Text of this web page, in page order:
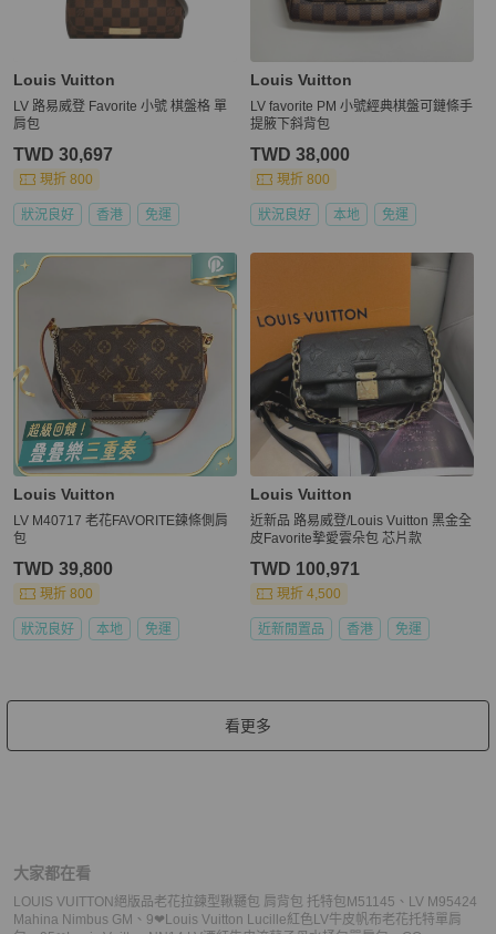
Louis Vuitton
LV 路易威登 Favorite 小號 棋盤格 單
肩包
TWD 30,697
現折 800
狀況良好 香港 免運
Louis Vuitton
LV favorite PM 小號經典棋盤可鏈條手
提腋下斜背包
TWD 38,000
現折 800
狀況良好 本地 免運
Louis Vuitton
LV M40717 老花FAVORITE鍊條側肩
包
TWD 39,800
現折 800
狀況良好 本地 免運
Louis Vuitton
近新品 路易威登/Louis Vuitton 黑金全
皮Favorite摯愛雲朵包 芯片款
TWD 100,971
現折 4,500
近新閒置品 香港 免運
看更多
大家都在看
LOUIS VUITTON絕版品老花拉鍊型鞦韆包 肩背包 托特包M51145 、 LV M95424
Mahina Nimbus GM 、 9❤Louis Vuitton Lucille紅色LV牛皮帆布老花托特單肩